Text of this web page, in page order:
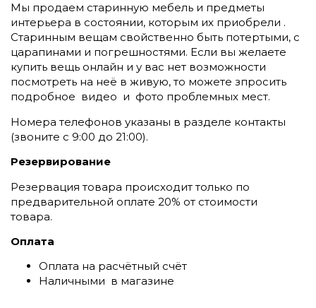
Мы продаем старинную мебель и предметы
интерьера в состоянии, которым их приобрели .
Старинным вещам свойственно быть потертыми, с
царапинами и погрешностями. Если вы желаете
купить вещь онлайн и у вас нет возможности
посмотреть на неё в живую, то можете зпросить
подробное видео и фото проблемных мест.
Номера телефонов указаны в разделе контакты
(звоните c 9:00 до 21:00).
Резервирование
Резервация товара происходит только по
предварительной оплате 20% от стоимости
товара.
Оплата
Оплата на расчётный счёт
Наличными в магазине